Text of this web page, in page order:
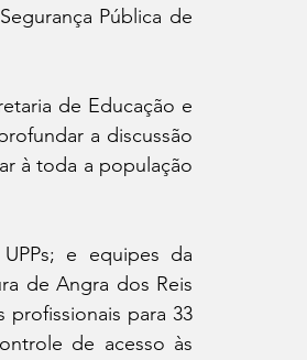
Pública de
de Educação e
a discussão
à toda a população
e equipes da
de Angra dos Reis
profissionais para 33
de acesso às